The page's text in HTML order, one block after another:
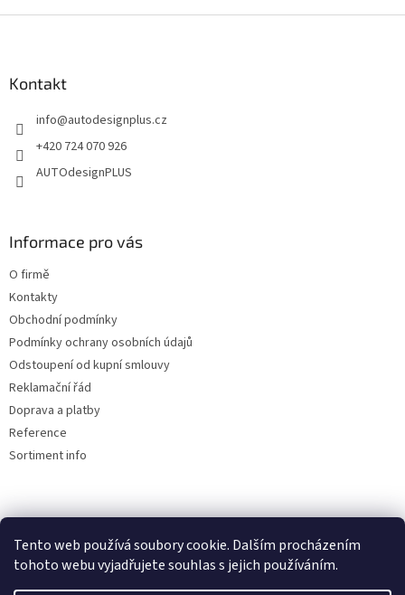
Tento web používá soubory cookie. Dalším procházením
tohoto webu vyjadřujete souhlas s jejich používáním.
v
Kontakt
info@autodesignplus.cz
+420 724 070 926
AUTOdesignPLUS
Informace pro vás
O firmě
Kontakty
Obchodní podmínky
Podmínky ochrany osobních údajů
Odstoupení od kupní smlouvy
Reklamační řád
Doprava a platby
Reference
Sortiment info